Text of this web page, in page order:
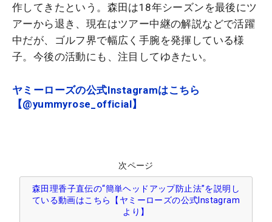
作してきたという。森田は18年シーズンを最後にツ
アーから退き、現在はツアー中継の解説などで活躍
中だが、ゴルフ界で幅広く手腕を発揮している様
子。今後の活動にも、注目してゆきたい。
ヤミーローズの公式Instagramはこちら
【@yummyrose_official】
次ページ
森田理香子直伝の“簡単ヘッドアップ防止法”を説明し
ている動画はこちら【ヤミーローズの公式Instagram
より】